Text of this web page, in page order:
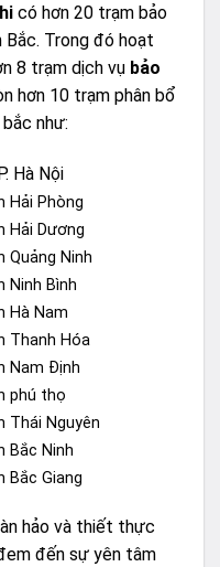
có hơn 20 trạm bảo
Bắc. Trong đó hoạt
8 trạm dịch vụ bảo
hơn 10 trạm phân bổ
như:
Hà Nội
Hải Phòng
Hải Dương
Quảng Ninh
Ninh Bình
Hà Nam
Thanh Hóa
Nam Định
phú thọ
Thái Nguyên
Bắc Ninh
Bắc Giang
hảo và thiết thực
đến sự yên tâm